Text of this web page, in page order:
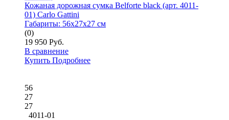
Кожаная дорожная сумка Belforte black (арт. 4011-
01) Carlo Gattini
Габариты: 56x27x27 см
(0)
19 950 Руб.
В сравнение
Купить Подробнее
56
27
27
4011-01